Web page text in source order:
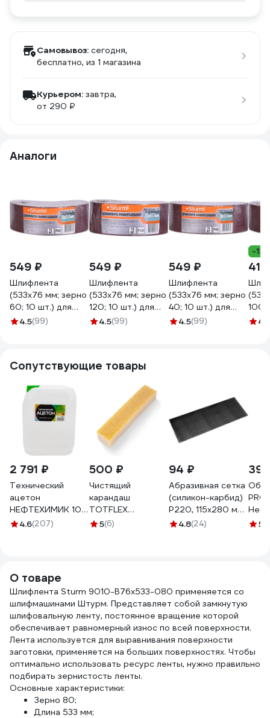
Самовывоз: сегодня,
бесплатно, из 1 магазина
Курьером: завтра,
от 290 ₽
Аналоги
549 ₽
Шлифлента
(533х76 мм; зерно
60; 10 шт.) для
шлифмашин Sturm
4.5(99)
549 ₽
Шлифлента
(533х76 мм; зерно
120; 10 шт.) для
шлифмашин Sturm
4.5(99)
549 ₽
Шлифлента
(533х76 мм; зерно
40; 10 шт.) для
шлифмашин Sturm
4.5(99)
-13%
100;
4.5
Сопутствующие товары
2 791 ₽
Технический
ацетон
НЕФТЕХИМИК 10л
АТ10000
4.6(207)
500 ₽
Чистящий
карандаш
TOTFLEX
200x40x40
5(6)
94 ₽
Абразивная сетка
(силикон-карбид)
P220, 115х280 мм,
5 штук BRUSHTEX
4.8(24)
67-
5
О товаре
Шлифлента Sturm 9010-B76x533-080 применяется со
шлифмашинами Штурм. Представляет собой замкнутую
шлифовальную ленту, постоянное вращение которой
обеспечивает равномерный износ по всей поверхности.
Лента используется для выравнивания поверхности
заготовки, применяется на больших поверхностях. Чтобы
оптимально использовать ресурс ленты, нужно правильно
подбирать зернистость ленты.
Основные характеристики:
Зерно 80;
Длина 533 мм;